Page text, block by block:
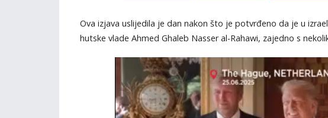
Ova izjava uslijedila je dan nakon što je potvrđeno da je u
hutske vlade Ahmed Ghaleb Nasser al-Rahawi, zajedno s